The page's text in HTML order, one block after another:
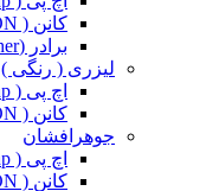
کانن ( CANON )
برادر (Brother)
لیزری ( رنگی )
اچ پی ( hp )
کانن ( CANON )
جوهرافشان
اچ پی ( hp )
کانن ( CANON )